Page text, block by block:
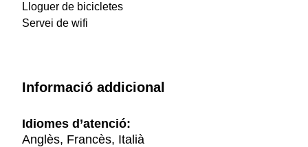
Lloguer de bicicletes
Servei de wifi
Informació addicional
Idiomes d’atenció:
Anglès, Francès, Italià